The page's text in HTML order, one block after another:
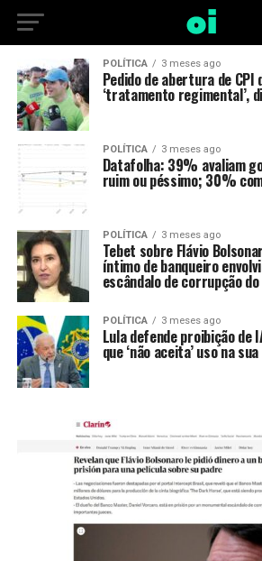
POLÍTICA 3 meses ago
Pedido de abertura de
‘tratamento regimental’,
POLÍTICA 3 meses ago
Datafolha: 39% avaliam
ruim ou péssimo; 30%
POLÍTICA 3 meses ago
Tebet sobre Flávio
íntimo de banqueiro
escândalo de corrupção do
POLÍTICA 3 meses ago
Lula defende proibição de
que ‘não aceita’ uso na